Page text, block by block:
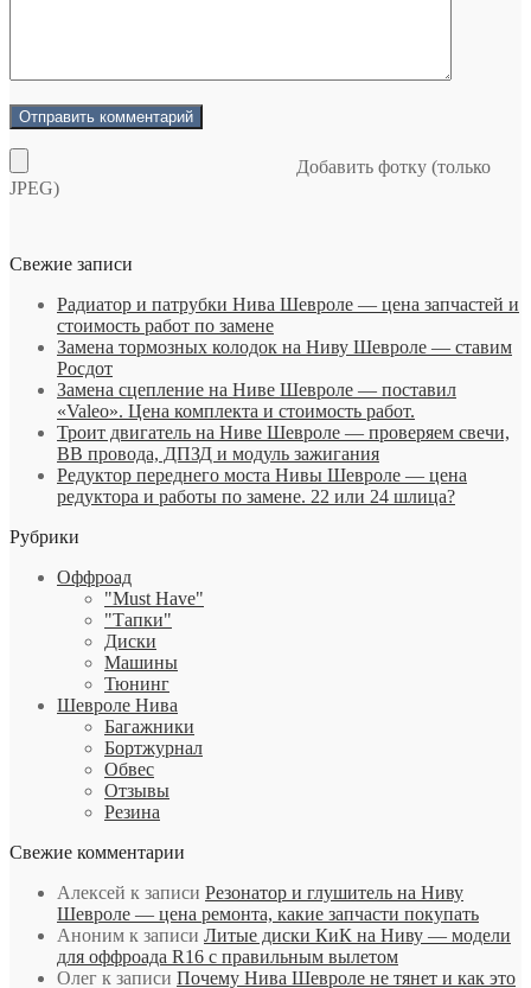
Добавить фотку (только
JPEG)
Свежие записи
Радиатор и патрубки Нива Шевроле — цена запчастей и
стоимость работ по замене
Замена тормозных колодок на Ниву Шевроле — ставим
Росдот
Замена сцепление на Ниве Шевроле — поставил
«Valeo». Цена комплекта и стоимость работ.
Троит двигатель на Ниве Шевроле — проверяем свечи,
ВВ провода, ДПЗД и модуль зажигания
Редуктор переднего моста Нивы Шевроле — цена
редуктора и работы по замене. 22 или 24 шлица?
Рубрики
Оффроад
"Must Have"
"Тапки"
Диски
Машины
Тюнинг
Шевроле Нива
Багажники
Бортжурнал
Обвес
Отзывы
Резина
Свежие комментарии
Алексей к записи Резонатор и глушитель на Ниву
Шевроле — цена ремонта, какие запчасти покупать
Аноним к записи Литые диски КиК на Ниву — модели
для оффроада R16 с правильным вылетом
Олег к записи Почему Нива Шевроле не тянет и как это